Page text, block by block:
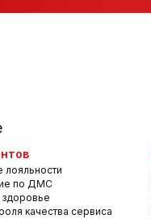
по ДМС
качества сервиса